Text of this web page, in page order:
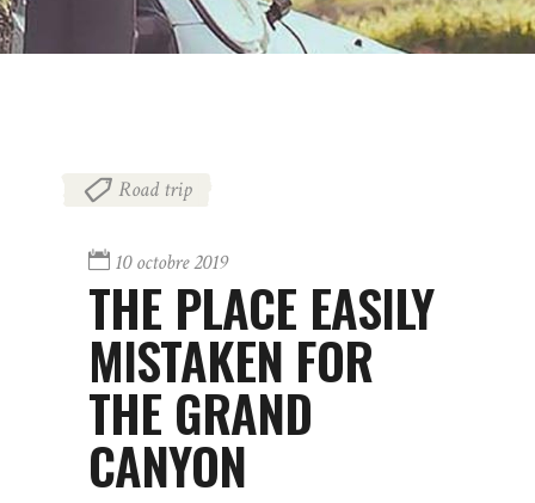
Road trip
10 octobre 2019
THE PLACE EASILY
MISTAKEN FOR
THE GRAND
CANYON